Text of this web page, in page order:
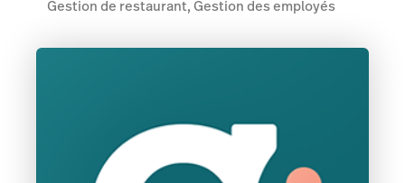
Gestion de restaurant, Gestion des employés